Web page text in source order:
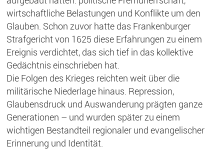
wirtschaftliche Belastungen und Konflikte um den
Glauben. Schon zuvor hatte das Frankenburger
Strafgericht von 1625 diese Erfahrungen zu einem
Ereignis verdichtet, das sich tief in das kollektive
Gedächtnis einschrieben hat.
Die Folgen des Krieges reichten weit über die
militärische Niederlage hinaus. Repression,
Glaubensdruck und Auswanderung prägten ganze
Generationen – und wurden später zu einem
wichtigen Bestandteil regionaler und evangelischer
Erinnerung und Identität.